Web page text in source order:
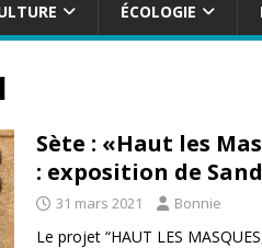
ÉCOLOGIE
Sète : «Haut les
: exposition de
31 mars 2021 Bonnie
Le projet “HAUT LES